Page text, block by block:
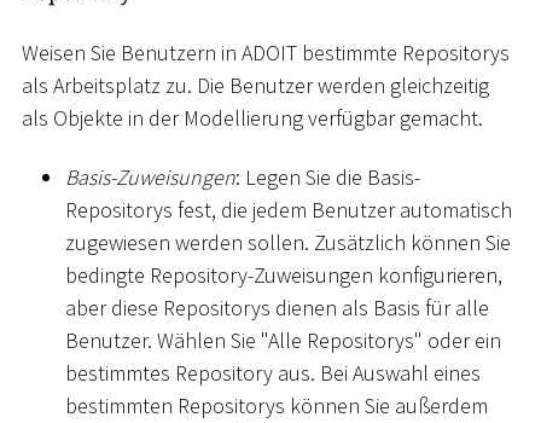
Weisen Sie Benutzern in ADOIT bestimmte Repositorys
als Arbeitsplatz zu. Die Benutzer werden gleichzeitig
als Objekte in der Modellierung verfügbar gemacht.
Basis-Zuweisungen: Legen Sie die Basis-
Repositorys fest, die jedem Benutzer automatisch
zugewiesen werden sollen. Zusätzlich können Sie
bedingte Repository-Zuweisungen konfigurieren,
aber diese Repositorys dienen als Basis für alle
Benutzer. Wählen Sie "Alle Repositorys" oder ein
bestimmtes Repository aus. Bei Auswahl eines
bestimmten Repositorys können Sie außerdem